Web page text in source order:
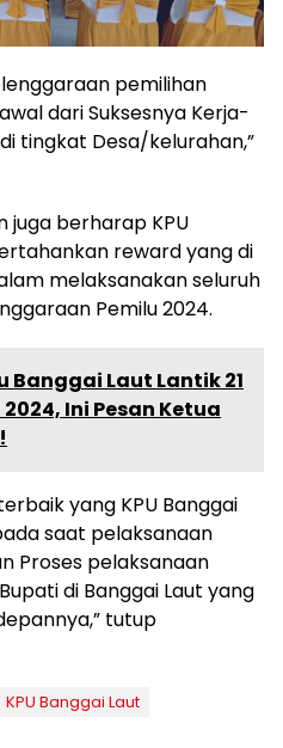
pemilihan
dari Suksesnya Kerja-
tingkat Desa/kelurahan,”
juga berharap KPU
reward yang di
melaksanakan seluruh
Pemilu 2024.
Banggai Laut Lantik 21
Ini Pesan Ketua
yang KPU Banggai
saat pelaksanaan
Proses pelaksanaan
di Banggai Laut yang
tutup
KPU Banggai Laut